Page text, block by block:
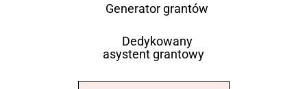
Generator grantów
Dedykowany
asystent grantowy